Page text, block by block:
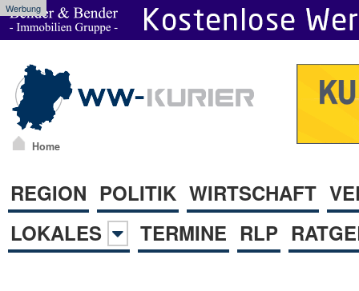
Werbung
Home
REGION POLITIK WIRTSCHAFT
LOKALES
TERMINE RLP